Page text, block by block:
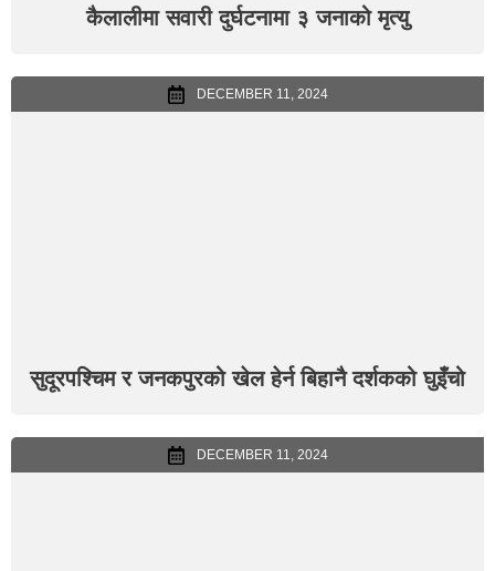
कैलालीमा सवारी दुर्घटनामा ३ जनाको मृत्यु
DECEMBER 11, 2024
सुदूरपश्चिम र जनकपुरको खेल हेर्न बिहानै दर्शकको घुइँचो
DECEMBER 11, 2024